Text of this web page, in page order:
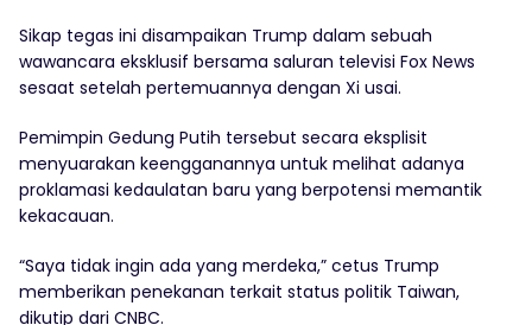
Sikap tegas ini disampaikan Trump dalam sebuah
wawancara eksklusif bersama saluran televisi Fox News
sesaat setelah pertemuannya dengan Xi usai.
Pemimpin Gedung Putih tersebut secara eksplisit
menyuarakan keengganannya untuk melihat adanya
proklamasi kedaulatan baru yang berpotensi memantik
kekacauan.
“Saya tidak ingin ada yang merdeka,” cetus Trump
memberikan penekanan terkait status politik Taiwan,
dikutip dari CNBC.